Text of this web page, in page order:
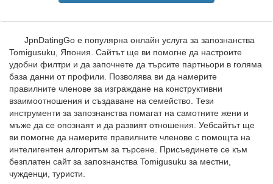
JpnDatingGo е популярна онлайн услуга за запознанства
Tomigusuku, Япония. Сайтът ще ви помогне да настроите
удобни филтри и да започнете да търсите партньори в голяма
база данни от профили. Позволява ви да намерите
правилните членове за изграждане на конструктивни
взаимоотношения и създаване на семейство. Тези
инструменти за запознанства помагат на самотните жени и
мъже да се опознаят и да развият отношения. Уебсайтът ще
ви помогне да намерите правилните членове с помощта на
интелигентен алгоритъм за търсене. Присъединете се към
безплатен сайт за запознанства Tomigusuku за местни,
чужденци, туристи.